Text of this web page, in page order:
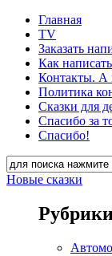
Главная
TV
Заказать
Как
Контакты. А
Политика
Сказки для
Спасибо за
Спасибо!
Новые сказки